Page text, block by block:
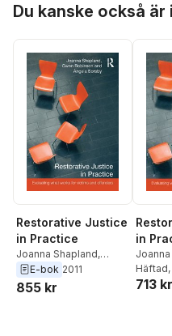
Du kanske också
Restorative Justice
in Practice
Joanna Shapland,
Gwen Robinson
Sorsby
E-bok 2011
855 kr
in
Gwen
Sorsby
Häftad
713 kr